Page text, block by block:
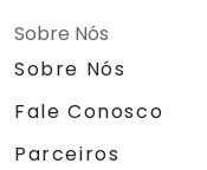
Sobre Nós
Sobre Nós
Fale Conosco
Parceiros